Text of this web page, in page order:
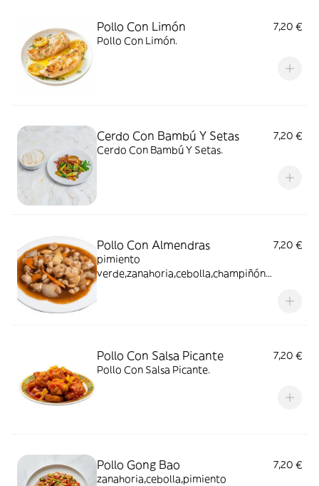
Pollo Con Limón
7,20 €
Pollo Con Limón.
Cerdo Con Bambú Y Setas
7,20 €
Cerdo Con Bambú Y Setas.
Pollo Con Almendras
7,20 €
pimiento
verde,zanahoria,cebolla,champiñón
Pollo Con Salsa Picante
7,20 €
Pollo Con Salsa Picante.
Pollo Gong Bao
7,20 €
zanahoria,cebolla,pimiento